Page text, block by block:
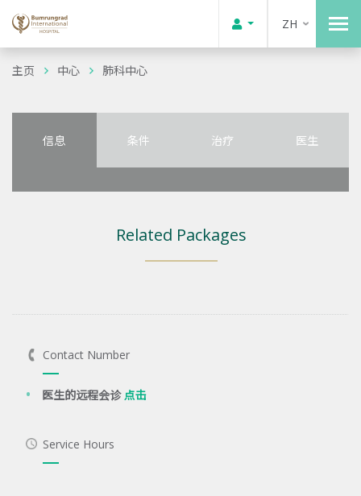
ZH
主页 中心 肺科中心
信息 条件 治疗 医生
Related Packages
Contact Number
医生的远程会诊点击
Service Hours